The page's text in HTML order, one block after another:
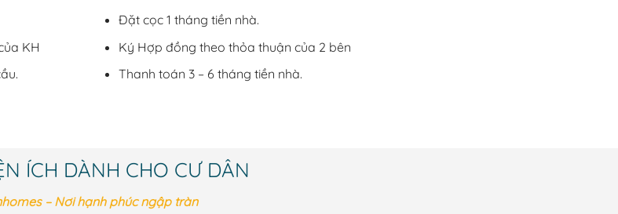
KH
Đặt cọc 1 tháng tiền nhà.
Ký Hợp đồng theo thỏa thuận của 2 bên
Thanh toán 3 – 6 tháng tiền nhà.
ÍCH DÀNH CHO CƯ DÂN
– Nơi hạnh phúc ngập tràn